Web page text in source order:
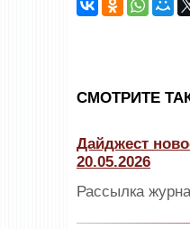
CМОТРИТЕ
Дайджест
20.05.2026
Рассылка